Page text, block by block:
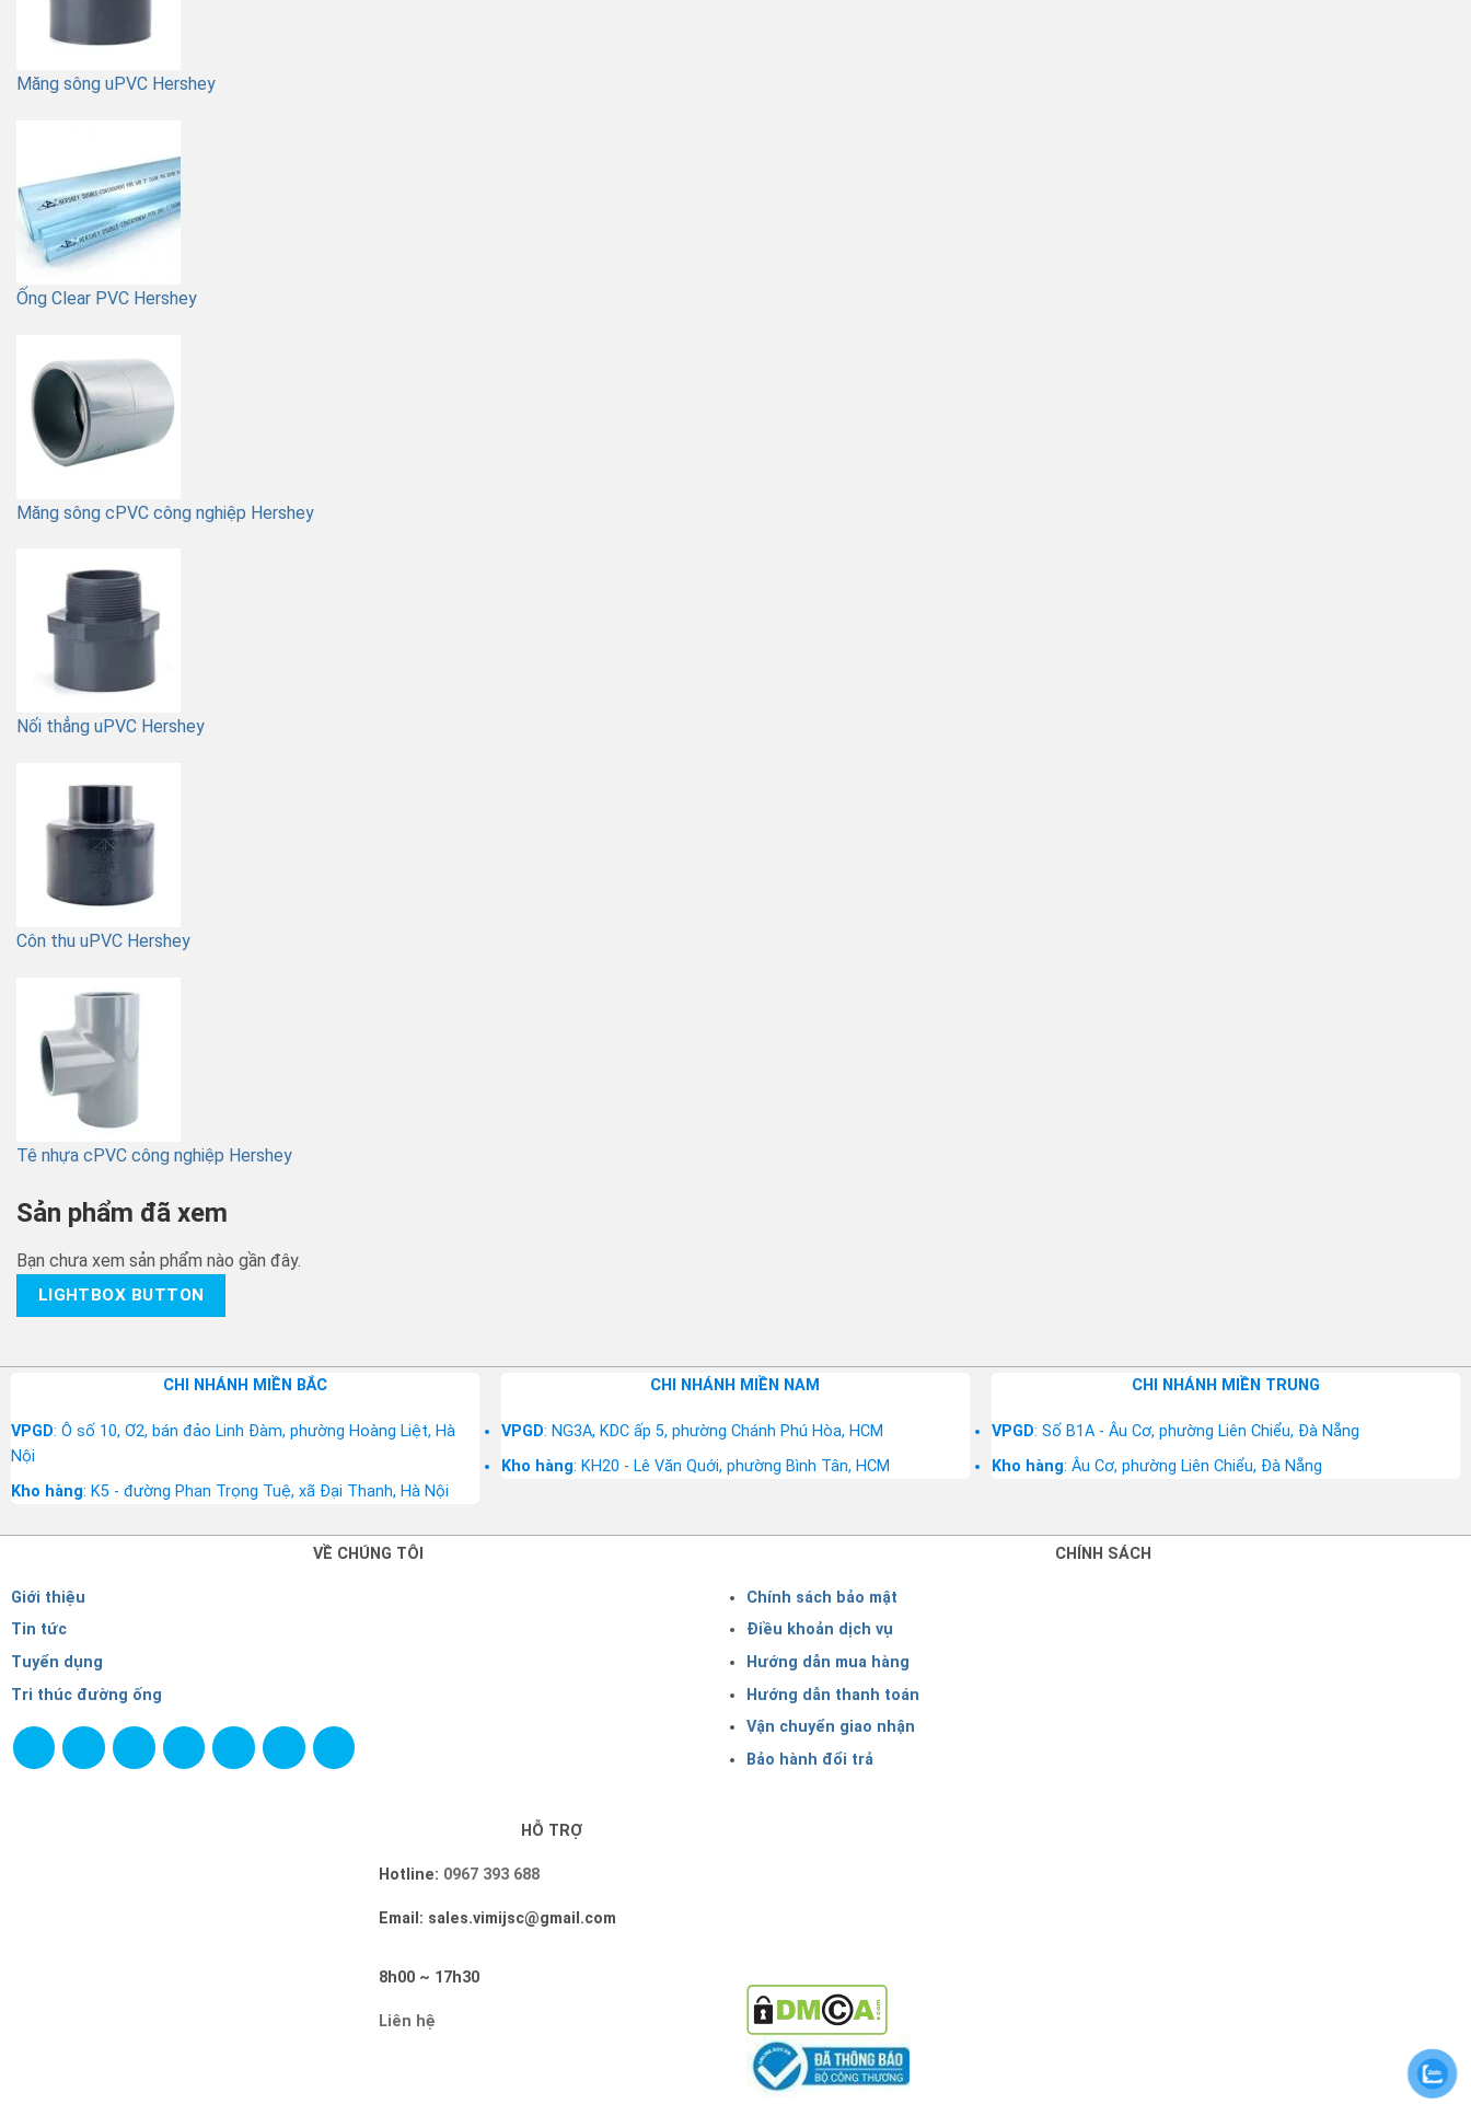
Măng sông uPVC Hershey
Ống Clear PVC Hershey
Măng sông cPVC công nghiệp Hershey
Nối thẳng uPVC Hershey
Côn thu uPVC Hershey
Tê nhựa cPVC công nghiệp Hershey
Sản phẩm đã xem
Bạn chưa xem sản phẩm nào gần đây.
LIGHTBOX BUTTON
CHI NHÁNH MIỀN BẮC
VPGD: Ô số 10, Ơ2, bán đảo Linh Đàm, phường Hoàng Liệt, Hà
Nội
Kho hàng: K5 - đường Phan Trọng Tuệ, xã Đại Thanh, Hà Nội
CHI NHÁNH MIỀN NAM
VPGD: NG3A, KDC ấp 5, phường Chánh Phú Hòa, HCM
Kho hàng: KH20 - Lê Văn Quới, phường Bình Tân, HCM
CHI NHÁNH MIỀN TRUNG
VPGD: Số B1A - Âu Cơ, phường Liên Chiểu, Đà Nẵng
Kho hàng: Âu Cơ, phường Liên Chiểu, Đà Nẵng
VỀ CHÚNG TÔI
Giới thiệu
Tin tức
Tuyển dụng
Tri thúc đường ống
CHÍNH SÁCH
Chính sách bảo mật
Điều khoản dịch vụ
Hướng dẫn mua hàng
Hướng dẫn thanh toán
Vận chuyển giao nhận
Bảo hành đổi trả
HỖ TRỢ
Hotline: 0967 393 688
Email: sales.vimijsc@gmail.com
8h00 ~ 17h30
Liên hệ